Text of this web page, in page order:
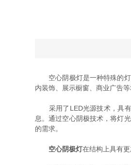
空心阴极灯是一种特殊的灯
内装饰、展示橱窗、商业广告
采用了LED光源技术，具有
息。通过空心阴极技术，将灯
的需求。
空心阴极灯在结构上具有更